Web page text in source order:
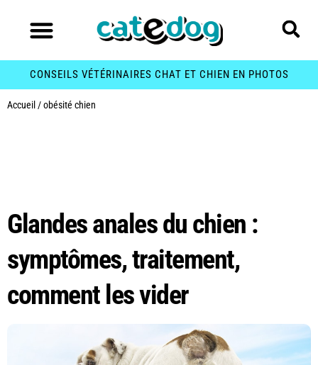
CONSEILS VÉTÉRINAIRES CHAT ET CHIEN EN PHOTOS
Accueil /obésité chien
Glandes anales du chien :
symptômes, traitement,
comment les vider